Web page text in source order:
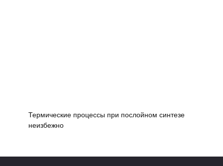
Термические процессы при послойном синтезе
неизбежно